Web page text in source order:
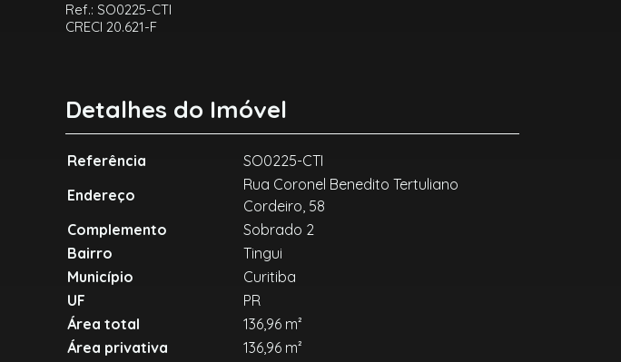
Ref.: SO0225-CTI
CRECI 20.621-F
Detalhes do Imóvel
Referência
SO0225-CTI
Endereço
Rua Coronel Benedito Tertuliano
Cordeiro, 58
Complemento
Sobrado 2
Bairro
Tingui
Município
Curitiba
UF
PR
Área total
136,96 m²
Área privativa
136,96 m²